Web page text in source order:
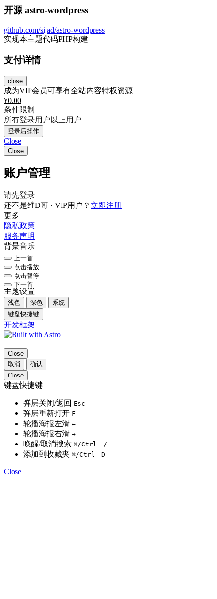
开源 astro-wordpress
github.com/sijad/astro-wordpress
实现本主题代码PHP构建
支付详情
close
成为VIP会员可享有全站内容特权资源
¥0.00
条件限制
所有登录用户以上用户
登录后操作
Close
Close
账户管理
请先登录
还不是维D哥 · VIP用户？ 立即注册
更多
隐私政策
服务声明
背景音乐
上一首
点击播放
点击暂停
下一首
主题设置
浅色 深色
系统
键盘快捷键
开发框架
Close
取消
确认
Close
键盘快捷键
弹层关闭/返回 Esc
弹层重新打开 F
轮播海报左滑 ←
轮播海报右滑 →
唤醒/取消搜索 ⌘/Ctrl+ /
添加到收藏夹 ⌘/Ctrl+ D
Close